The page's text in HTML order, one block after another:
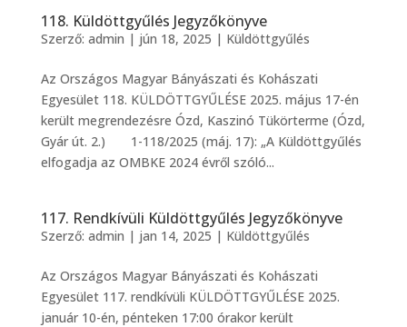
118. Küldöttgyűlés Jegyzőkönyve
Szerző: admin | jún 18, 2025 | Küldöttgyűlés
Az Országos Magyar Bányászati és Kohászati
Egyesület 118. KÜLDÖTTGYŰLÉSE 2025. május 17-én
került megrendezésre Ózd, Kaszinó Tükörterme (Ózd,
Gyár út. 2.) 1-118/2025 (máj. 17): „A Küldöttgyűlés
elfogadja az OMBKE 2024 évről szóló...
117. Rendkívüli Küldöttgyűlés Jegyzőkönyve
Szerző: admin | jan 14, 2025 | Küldöttgyűlés
Az Országos Magyar Bányászati és Kohászati
Egyesület 117. rendkívüli KÜLDÖTTGYŰLÉSE 2025.
január 10-én, pénteken 17:00 órakor került